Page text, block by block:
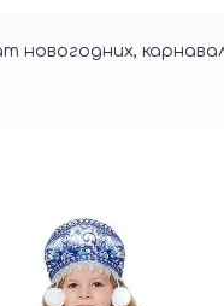
новогодних,